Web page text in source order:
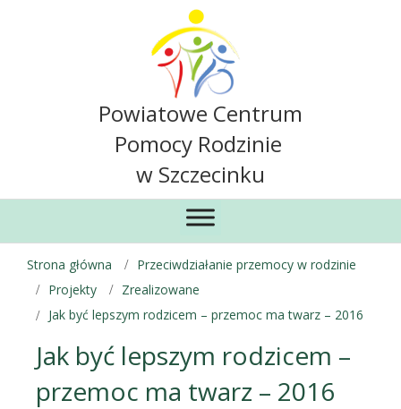
Powiatowe Centrum
Pomocy Rodzinie
w Szczecinku
Strona główna
Przeciwdziałanie przemocy w rodzinie
Projekty
Zrealizowane
Jak być lepszym rodzicem – przemoc ma twarz – 2016
Jak być lepszym rodzicem –
przemoc ma twarz – 2016